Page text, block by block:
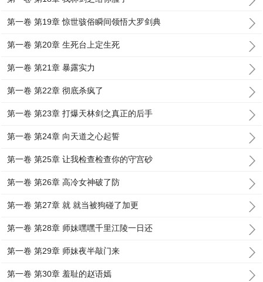
第一卷 第19章 惊世骇俗瞬间领悟大罗剑典
第一卷 第20章 生死台上定生死
第一卷 第21章 暴露实力
第一卷 第22章 彻底杀疯了
第一卷 第23章 打爆天林剑之真正的后手
第一卷 第24章 向天道之心起誓
第一卷 第25章 让我检查检查你的守宫砂
第一卷 第26章 高冷女神破了防
第一卷 第27章 就 就当被狗碰了加更
第一卷 第28章 师妹嘿嘿千里江陵一日还
第一卷 第29章 师妹夜半敲门来
第一卷 第30章 羞耻的赵语嫣